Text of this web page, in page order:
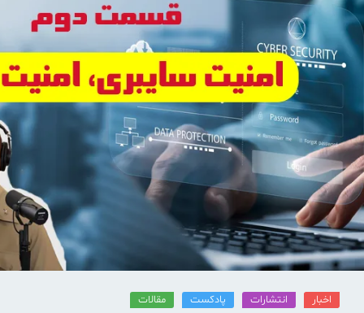
انتشارات پادکست مقالات